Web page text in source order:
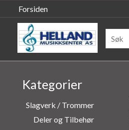
Forsiden
Kategorier
Slagverk / Trommer
Deler og Tilbehør